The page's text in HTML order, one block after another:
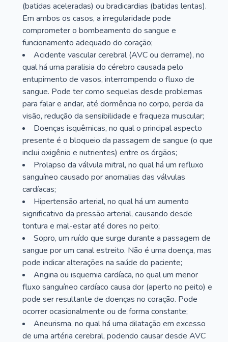
(batidas aceleradas) ou bradicardias (batidas lentas).
Em ambos os casos, a irregularidade pode
comprometer o bombeamento do sangue e
funcionamento adequado do coração;
Acidente vascular cerebral (AVC ou derrame), no
qual há uma paralisia do cérebro causada pelo
entupimento de vasos, interrompendo o fluxo de
sangue. Pode ter como sequelas desde problemas
para falar e andar, até dormência no corpo, perda da
visão, redução da sensibilidade e fraqueza muscular;
Doenças isquêmicas, no qual o principal aspecto
presente é o bloqueio da passagem de sangue (o que
inclui oxigênio e nutrientes) entre os órgãos;
Prolapso da válvula mitral, no qual há um refluxo
sanguíneo causado por anomalias das válvulas
cardíacas;
Hipertensão arterial, no qual há um aumento
significativo da pressão arterial, causando desde
tontura e mal-estar até dores no peito;
Sopro, um ruído que surge durante a passagem de
sangue por um canal estreito. Não é uma doença, mas
pode indicar alterações na saúde do paciente;
Angina ou isquemia cardíaca, no qual um menor
fluxo sanguíneo cardíaco causa dor (aperto no peito) e
pode ser resultante de doenças no coração. Pode
ocorrer ocasionalmente ou de forma constante;
Aneurisma, no qual há uma dilatação em excesso
de uma artéria cerebral, podendo causar desde AVC